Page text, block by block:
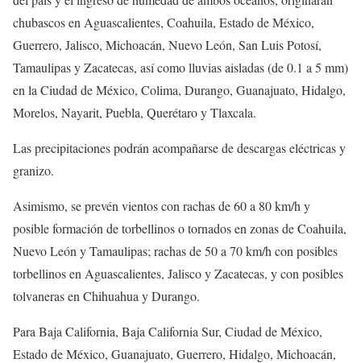
chubascos en Aguascalientes, Coahuila, Estado de México,
Guerrero, Jalisco, Michoacán, Nuevo León, San Luis Potosí,
Tamaulipas y Zacatecas, así como lluvias aisladas (de 0.1 a 5 mm)
en la Ciudad de México, Colima, Durango, Guanajuato, Hidalgo,
Morelos, Nayarit, Puebla, Querétaro y Tlaxcala.
Las precipitaciones podrán acompañarse de descargas eléctricas y
granizo.
Asimismo, se prevén vientos con rachas de 60 a 80 km/h y
posible formación de torbellinos o tornados en zonas de Coahuila,
Nuevo León y Tamaulipas; rachas de 50 a 70 km/h con posibles
torbellinos en Aguascalientes, Jalisco y Zacatecas, y con posibles
tolvaneras en Chihuahua y Durango.
Para Baja California, Baja California Sur, Ciudad de México,
Estado de México, Guanajuato, Guerrero, Hidalgo, Michoacán,